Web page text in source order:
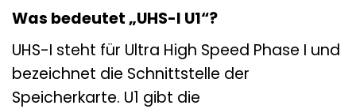
Was bedeutet „UHS-I U1“?
UHS-I steht für Ultra High Speed Phase I und
bezeichnet die Schnittstelle der
Speicherkarte. U1 gibt die